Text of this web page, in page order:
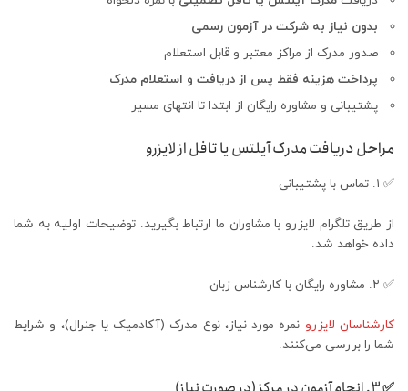
بدون نیاز به شرکت در آزمون رسمی
صدور مدرک از مراکز معتبر و قابل استعلام
پرداخت هزینه فقط پس از دریافت و استعلام مدرک
پشتیبانی و مشاوره رایگان از ابتدا تا انتهای مسیر
مراحل دریافت مدرک آیلتس یا تافل از لایزرو
✅ ۱. تماس با پشتیبانی
از طریق تلگرام لایزرو با مشاوران ما ارتباط بگیرید. توضیحات اولیه به شما
داده خواهد شد.
✅ ۲. مشاوره رایگان با کارشناس زبان
کارشناسان لایزرو نمره مورد نیاز، نوع مدرک (آکادمیک یا جنرال)، و شرایط
شما را بررسی می‌کنند.